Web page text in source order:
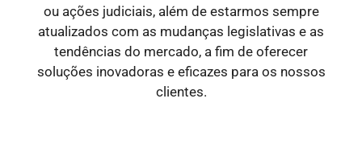
ou ações judiciais, além de estarmos sempre
atualizados com as mudanças legislativas e as
tendências do mercado, a fim de oferecer
soluções inovadoras e eficazes para os nossos
clientes.